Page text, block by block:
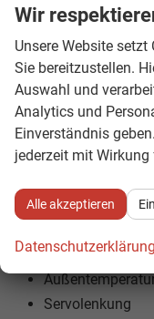
LED-
LED-Heckleuchten
Lichtautomatik
Coming-Home-
Leaving-Home-
Technik
Bordcomputer
Servolenkung
Wir
Unsere Website
Sie bereitzustellen.
Auswahl und
Analytics und
Einverständnis
jederzeit mit
Alle akzeptieren
Datenschutzerklärung